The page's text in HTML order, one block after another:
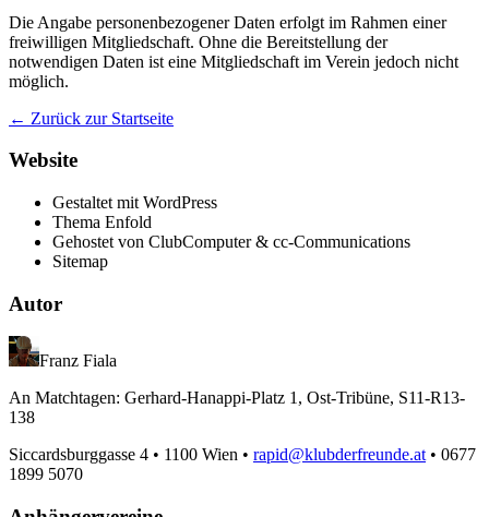
Die Angabe personenbezogener Daten erfolgt im Rahmen einer
freiwilligen Mitgliedschaft. Ohne die Bereitstellung der
notwendigen Daten ist eine Mitgliedschaft im Verein jedoch nicht
möglich.
← Zurück zur Startseite
Website
Gestaltet mit WordPress
Thema Enfold
Gehostet von ClubComputer & cc-Communications
Sitemap
Autor
Franz Fiala
An Matchtagen: Gerhard-Hanappi-Platz 1, Ost-Tribüne, S11-R13-
138
Siccardsburggasse 4 • 1100 Wien • rapid@klubderfreunde.at • 0677
1899 5070